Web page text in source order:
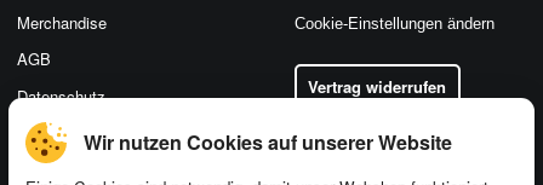
Wir nutzen Cookies auf unserer Website
Merchandise
AGB
Datenschutz
Cookie-Einstellungen ändern
Vertrag widerrufen